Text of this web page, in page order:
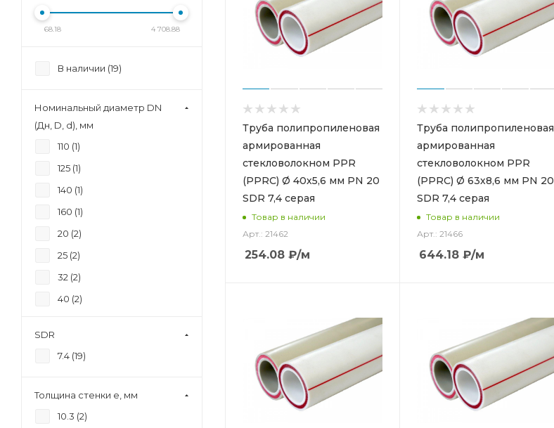
Труба полипропиленовая
армированная
стекловолокном PPR
(PPRC) Ø 40х5,6 мм PN 20
SDR 7,4 серая
Товар в наличии
Арт.: 21462
254.08 ₽/м
Труба полипропиленовая
армированная
стекловолокном PPR
(PPRC) Ø 63х8,6 мм PN 20
SDR 7,4 серая
Товар в наличии
Арт.: 21466
644.18 ₽/м
68.18 4 708.88
В наличии (19)
Номинальный диаметр DN
(Дн, D, d), мм
110 (1)
125 (1)
140 (1)
160 (1)
20 (2)
25 (2)
32 (2)
40 (2)
2
SDR
7.4 (19)
Толщина стенки e, мм
10.3 (2)